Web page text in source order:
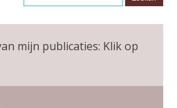
mijn publicaties: Klik op